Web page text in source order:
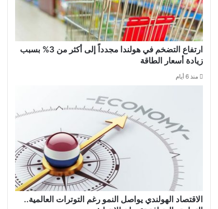
ارتفاع التضخم في هولندا مجدداً إلى أكثر من 3% بسبب
زيادة أسعار الطاقة
منذ 6 أيام
الاقتصاد الهولندي يواصل النمو رغم التوترات العالمية..